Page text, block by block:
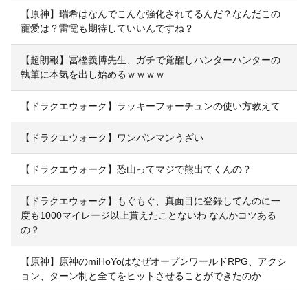
【原神】瑞希はなんでこんな強化されてるんだ？なんだこの
寵愛は？雷電も期待していいんですね？
【超朗報】冨樫義博先生、ガチで覚醒しハンターハンターの
執筆に本気を出し始めるｗｗｗｗ
【ドラクエウォーク】ラッキーフォーチュンの使い方教えて
【ドラクエウォーク】ワンパンマンうざい
【ドラクエウォーク】恐山ってマジで熊出てくんの？
【ドラクエウォーク】もぐもぐ、真面目に登録してんのに一
度も1000マイレージ以上貰えたことないわ なんかコツある
の？
【原神】原神のmiHoYoはなぜオープンワールドRPG、アクシ
ョン、ターン制と全てをヒットさせることができたのか